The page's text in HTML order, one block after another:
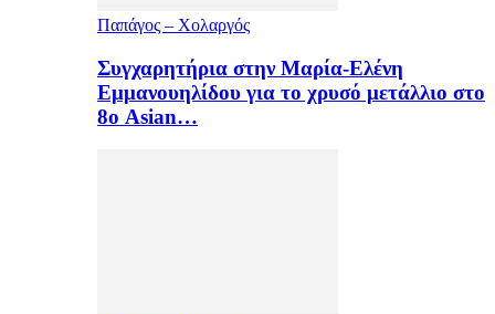
Παπάγος – Χολαργός
Συγχαρητήρια στην Μαρία-Ελένη
Εμμανουηλίδου για το χρυσό μετάλλιο στο
8ο Asian…